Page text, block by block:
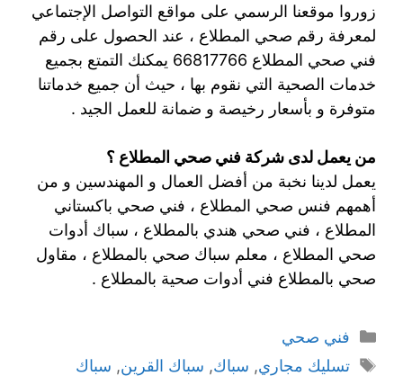
زوروا موقعنا الرسمي على مواقع التواصل الإجتماعي
لمعرفة رقم صحي المطلاع ، عند الحصول على رقم
فني صحي المطلاع 66817766 يمكنك التمتع بجميع
خدمات الصحية التي نقوم بها ، حيث أن جميع خدماتنا
متوفرة و بأسعار رخيصة و ضمانة للعمل الجيد .
من يعمل لدى شركة فني صحي المطلاع ؟
يعمل لدينا نخبة من أفضل العمال و المهندسين و من
أهمهم فنس صحي المطلاع ، فني صحي باكستاني
المطلاع ، فني صحي هندي بالمطلاع ، سباك أدوات
صحي المطلاع ، معلم سباك صحي بالمطلاع ، مقاول
صحي بالمطلاع فني أدوات صحية بالمطلاع .
فني صحي
تسليك مجاري, سباك, سباك القرين, سباك